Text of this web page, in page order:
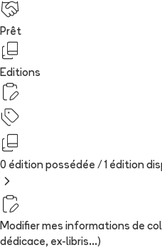
Prêt
Editions
0 édition possédée / 1 édition
Modifier mes informations de
dédicace, ex-libris...)